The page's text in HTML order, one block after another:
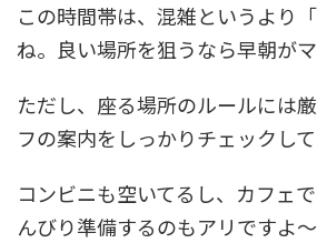
この時間帯は、混雑というより
ね。良い場所を狙うなら早朝がマ
ただし、座る場所のルールには
フの案内をしっかりチェックして
コンビニも空いてるし、カフェ
んびり準備するのもアリですよ～